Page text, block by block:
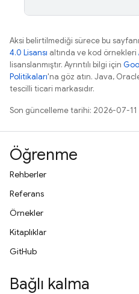
Aksi belirtilmediği sürece bu
4.0 Lisansı altında ve kod örnekleri
lisanslanmıştır. Ayrıntılı bilgi için
Politikaları'na göz atın. Java,
tescilli ticari markasıdır.
Son güncelleme tarihi: 2026-07-11
Öğrenme
Rehberler
Referans
Örnekler
Kitaplıklar
GitHub
Bağlı kalma